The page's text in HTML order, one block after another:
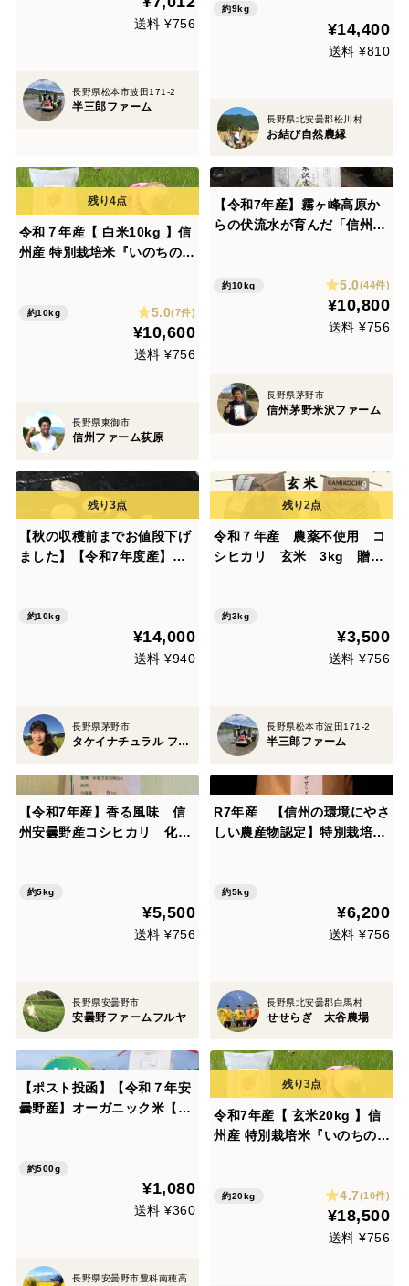
送料 ¥756
長野県松本市波田171-2
半三郎ファーム
約9kg
¥14,400
送料 ¥810
長野県北安曇郡松川村
お結び自然農縁
令和７年産【 白米10kg 】信
州産 特別栽培米『いのちの
約10kg 5.0(7件)
¥10,600
送料 ¥756
長野県東御市
信州ファーム荻原
【令和7年産】霧ヶ峰高原か
らの伏流水が育んだ「信州茅
約10kg 5.0(44件)
¥10,800
送料 ¥756
長野県茅野市
信州茅野米沢ファーム
【秋の収穫前までお値段下げ
ました】【令和7年度産】完
乾燥。うるち米 玄米（コシヒ
約10kg
¥14,000
送料 ¥940
長野県茅野市
タケイナチュラル ファーム
令和７年産 農薬不使用 コ
シヒカリ 玄米 3kg 贈答
約3kg
¥3,500
送料 ¥756
長野県松本市波田171-2
半三郎ファーム
【令和7年産】香る風味 信
州安曇野産コシヒカリ 化学
約5kg
¥5,500
送料 ¥756
長野県安曇野市
安曇野ファームフルヤ
R7年産 【信州の環境にやさ
しい農産物認定】特別栽培米
約5kg
¥6,200
送料 ¥756
長野県北安曇郡白馬村
せせらぎ 太谷農場
【ポスト投函】【令和７年安
曇野産】オーガニック米【有
（風さやか） 玄米５００g
約500g
¥1,080
送料 ¥360
長野県安曇野市豊科南穂高
令和7年産【 玄米20kg 】信
州産 特別栽培米『いのちの
約20kg 4.7(10件)
¥18,500
送料 ¥756